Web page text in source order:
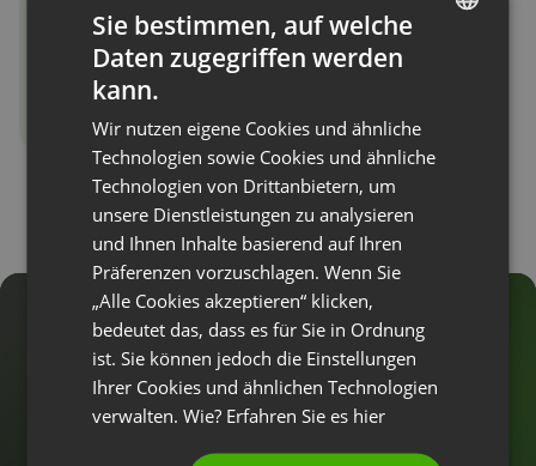
Verwandle Leads
während des Webinars in
Kunden!
ENGLISH
GERMAN
POLISH
RUSSIAN
SPANISH
ITALIAN
Sie bestimmen, auf welche
Daten zugegriffen werden
kann.
Wir nutzen eigene Cookies und ähnliche
Technologien sowie Cookies und ähnliche
Technologien von Drittanbietern, um
unsere Dienstleistungen zu analysieren
und Ihnen Inhalte basierend auf Ihren
Präferenzen vorzuschlagen. Wenn Sie
„Alle Cookies akzeptieren“ klicken,
bedeutet das, dass es für Sie in Ordnung
ist. Sie können jedoch die Einstellungen
Ihrer Cookies und ähnlichen Technologien
verwalten. Wie? Erfahren Sie es hier